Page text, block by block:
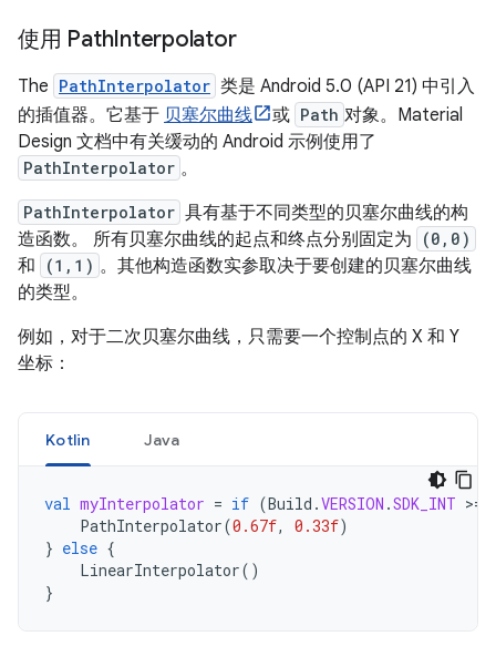
使用 PathInterpolator
The PathInterpolator 类是 Android 5.0 (API 21) 中引入
的插值器。它基于 贝塞尔曲线 或 Path 对象。Material
Design 文档中有关缓动的 Android 示例使用了
PathInterpolator 。
PathInterpolator 具有基于不同类型的贝塞尔曲线的构
造函数。 所有贝塞尔曲线的起点和终点分别固定为
(0,0)
和 (1,1) 。其他构造函数实参取决于要创建的贝塞尔曲线
的类型。
例如，对于二次贝塞尔曲线，只需要一个控制点的 X 和 Y
坐标：
Kotlin Java
val myInterpolator = if (Build .VERSION .SDK_INT >=
PathInterpolator(0.67f, 0.33f)
} else {
LinearInterpolator()
}